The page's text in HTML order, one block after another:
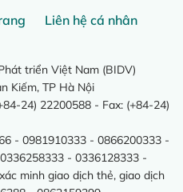
Liên hệ cá nhân
triển Việt Nam (BIDV)
Kiếm, TP Hà Nội
24) 22200588 - Fax: (+84-24)
- 0981910333 - 0866200333 -
- 0336128333 -
minh giao dịch thẻ, giao dịch